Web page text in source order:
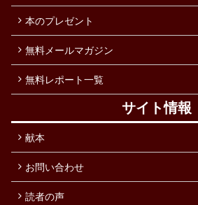
本のプレゼント
無料メールマガジン
無料レポート一覧
サイト情報
献本
お問い合わせ
読者の声